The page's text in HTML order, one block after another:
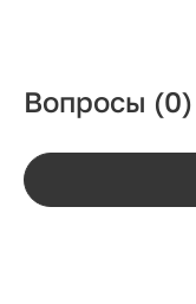
Вопросы (0)